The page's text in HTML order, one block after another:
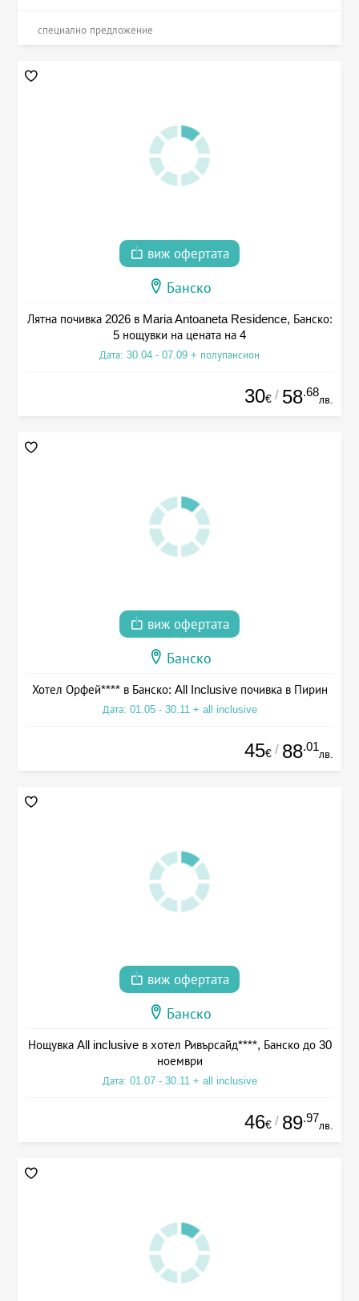
специално предложение
виж офертата
Банско
Лятна почивка 2026 в Maria Antoaneta Residence, Банско:
5 нощувки на цената на 4
Дата: 30.04 - 07.09 + полупансион
30€ / 58.68
лв.
виж офертата
Банско
Хотел Орфей**** в Банско: All Inclusive почивка в Пирин
Дата: 01.05 - 30.11 + all inclusive
45€ / 88.01
лв.
виж офертата
Банско
Нощувка All inclusive в хотел Ривърсайд****, Банско до 30
ноември
Дата: 01.07 - 30.11 + all inclusive
46€ / 89.97
лв.